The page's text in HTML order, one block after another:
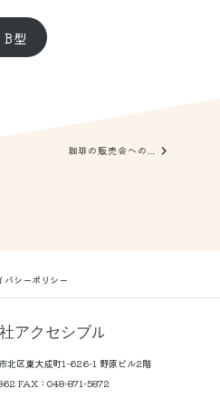
型
珈琲の販売会への...
バシーポリシー
区東大成町1-626-1 野原ビル2階
FAX：048-871-5872